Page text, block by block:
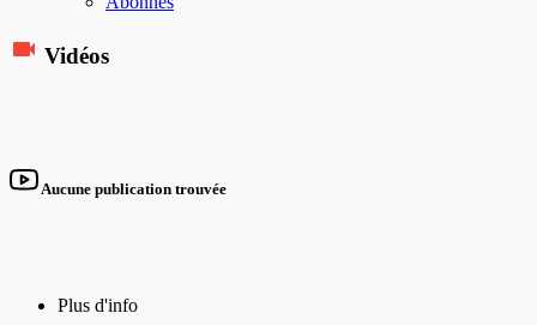
Vidéos
Aucune publication trouvée
Plus d'info